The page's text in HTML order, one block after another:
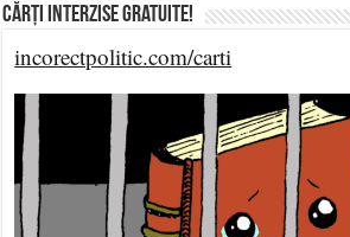
Cărți Interzise Gratuite!
incorectpolitic.com/carti